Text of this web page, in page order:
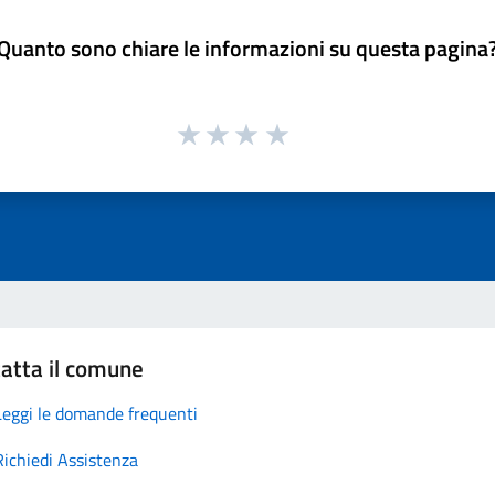
sono chiare le informazioni su questa
il comune
le domande frequenti
Assistenza